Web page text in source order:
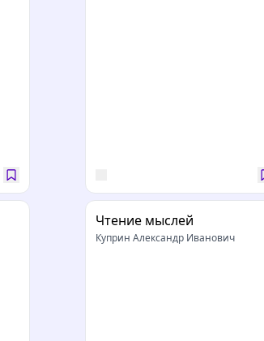
Чтение мыслей
Куприн Александр Иванович